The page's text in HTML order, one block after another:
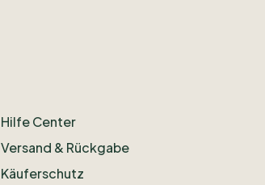
Hilfe Center
Versand & Rückgabe
Käuferschutz